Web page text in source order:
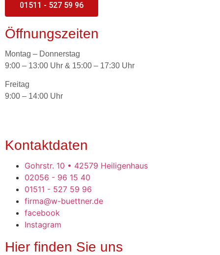
01511 - 527 59 96
Öffnungszeiten
Montag – Donnerstag
9:00 – 13:00 Uhr & 15:00 – 17:30 Uhr
Freitag
9:00 – 14:00 Uhr
Kontaktdaten
Gohrstr. 10 • 42579 Heiligenhaus
02056 - 96 15 40
01511 - 527 59 96
firma@w-buettner.de
facebook
Instagram
Hier finden Sie uns